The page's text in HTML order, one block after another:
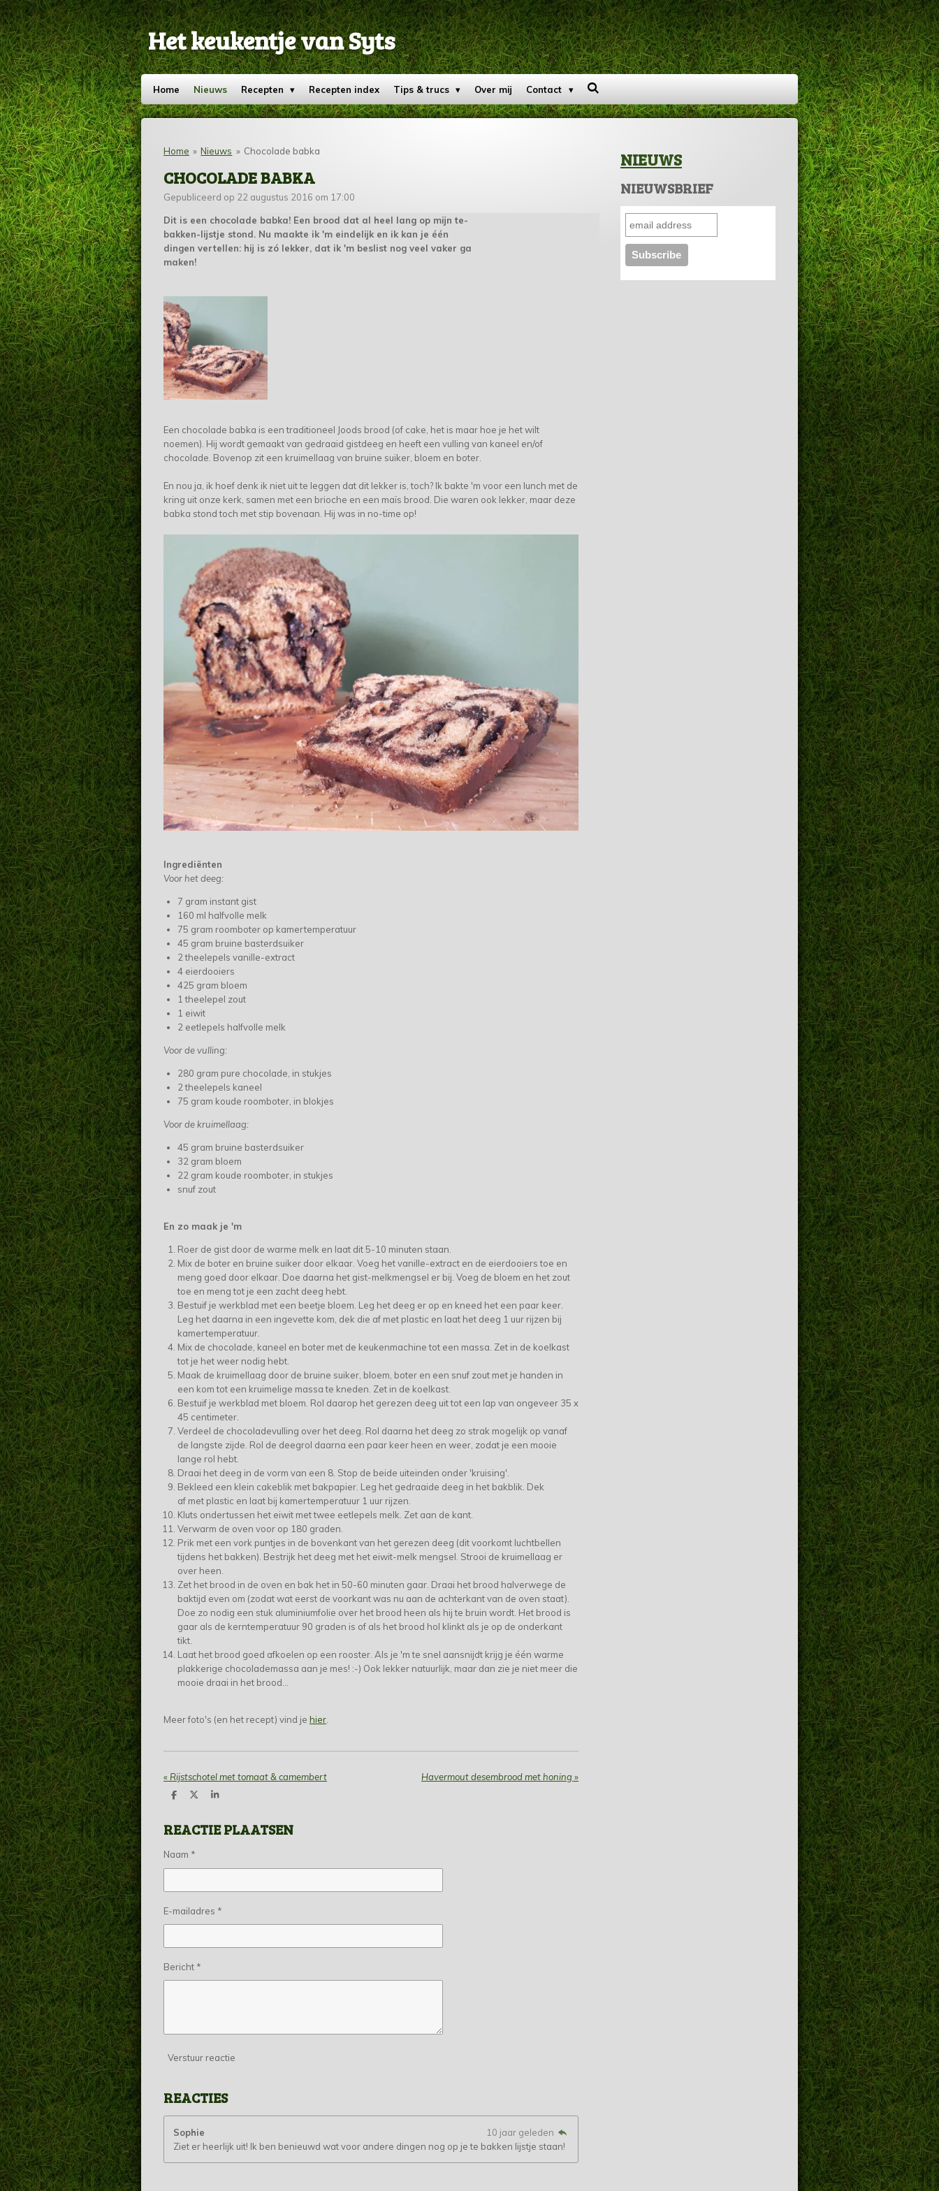
Ga
direct
naar
de
hoofdinhoud
Het keukentje van Syts
Home Nieuws Recepten Recepten index Tips & trucs Over mij Contact
Home » Nieuws » Chocolade babka
CHOCOLADE BABKA
Gepubliceerd op 22 augustus 2016 om 17:00
Dit is een chocolade babka! Een brood dat al heel lang op mijn te-
bakken-lijstje stond. Nu maakte ik 'm eindelijk en ik kan je één
dingen vertellen: hij is zó lekker, dat ik 'm beslist nog veel vaker ga
maken!
Een chocolade babka is een traditioneel Joods brood (of cake, het is maar hoe je het wilt
noemen). Hij wordt gemaakt van gedraaid gistdeeg en heeft een vulling van kaneel en/of
chocolade. Bovenop zit een kruimellaag van bruine suiker, bloem en boter.
En nou ja, ik hoef denk ik niet uit te leggen dat dit lekker is, toch? Ik bakte 'm voor een lunch met de
kring uit onze kerk, samen met een brioche en een maïs brood. Die waren ook lekker, maar deze
babka stond toch met stip bovenaan. Hij was in no-time op!
Ingrediënten
Voor het deeg:
7 gram instant gist
160 ml halfvolle melk
75 gram roomboter op kamertemperatuur
45 gram bruine basterdsuiker
2 theelepels vanille-extract
4 eierdooiers
425 gram bloem
1 theelepel zout
1 eiwit
2 eetlepels halfvolle melk
Voor de vulling:
280 gram pure chocolade, in stukjes
2 theelepels kaneel
75 gram koude roomboter, in blokjes
Voor de kruimellaag:
45 gram bruine basterdsuiker
32 gram bloem
22 gram koude roomboter, in stukjes
snuf zout
En zo maak je 'm
Roer de gist door de warme melk en laat dit 5-10 minuten staan.
Mix de boter en bruine suiker door elkaar. Voeg het vanille-extract en de eierdooiers toe en
meng goed door elkaar. Doe daarna het gist-melkmengsel er bij. Voeg de bloem en het zout
toe en meng tot je een zacht deeg hebt.
Bestuif je werkblad met een beetje bloem. Leg het deeg er op en kneed het een paar keer.
Leg het daarna in een ingevette kom, dek die af met plastic en laat het deeg 1 uur rijzen bij
kamertemperatuur.
Mix de chocolade, kaneel en boter met de keukenmachine tot een massa. Zet in de koelkast
tot je het weer nodig hebt.
Maak de kruimellaag door de bruine suiker, bloem, boter en een snuf zout met je handen in
een kom tot een kruimelige massa te kneden. Zet in de koelkast.
Bestuif je werkblad met bloem. Rol daarop het gerezen deeg uit tot een lap van ongeveer 35 x
45 centimeter.
Verdeel de chocoladevulling over het deeg. Rol daarna het deeg zo strak mogelijk op vanaf
de langste zijde. Rol de deegrol daarna een paar keer heen en weer, zodat je een mooie
lange rol hebt.
Draai het deeg in de vorm van een 8. Stop de beide uiteinden onder 'kruising'.
Bekleed een klein cakeblik met bakpapier. Leg het gedraaide deeg in het bakblik. Dek
af met plastic en laat bij kamertemperatuur 1 uur rijzen.
Kluts ondertussen het eiwit met twee eetlepels melk. Zet aan de kant.
Verwarm de oven voor op 180 graden.
Prik met een vork puntjes in de bovenkant van het gerezen deeg (dit voorkomt luchtbellen
tijdens het bakken). Bestrijk het deeg met het eiwit-melk mengsel. Strooi de kruimellaag er
over heen.
Zet het brood in de oven en bak het in 50-60 minuten gaar. Draai het brood halverwege de
baktijd even om (zodat wat eerst de voorkant was nu aan de achterkant van de oven staat).
Doe zo nodig een stuk aluminiumfolie over het brood heen als hij te bruin wordt. Het brood is
gaar als de kerntemperatuur 90 graden is of als het brood hol klinkt als je op de onderkant
tikt.
Laat het brood goed afkoelen op een rooster. Als je 'm te snel aansnijdt krijg je één warme
plakkerige chocolademassa aan je mes! :-) Ook lekker natuurlijk, maar dan zie je niet meer die
mooie draai in het brood...
Meer foto's (en het recept) vind je hier
« Rijstschotel met tomaat & camembert Havermout desembrood met honing »
D
e
n
D
l
S
r
e
REACTIE PLAATSEN
Naam *
E-mailadres *
Bericht *
Verstuur reactie
REACTIES
Sophie
10 jaar geleden
Ziet er heerlijk uit! Ik ben benieuwd wat voor andere dingen nog op je te bakken lijstje staan!
NIEUWS
NIEUWSBRIEF